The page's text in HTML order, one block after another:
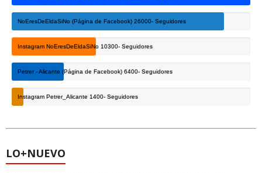
NoEresDeEldaSiNo (Página de Facebook)26000- Seguidores
Instagram NoEresDeEldaSiNo 10300- Seguidores
Petrer - Alicante (Página de Facebook)6400- Seguidores
Instagram Petrer_Alicante 1400- Seguidores
LO+NUEVO